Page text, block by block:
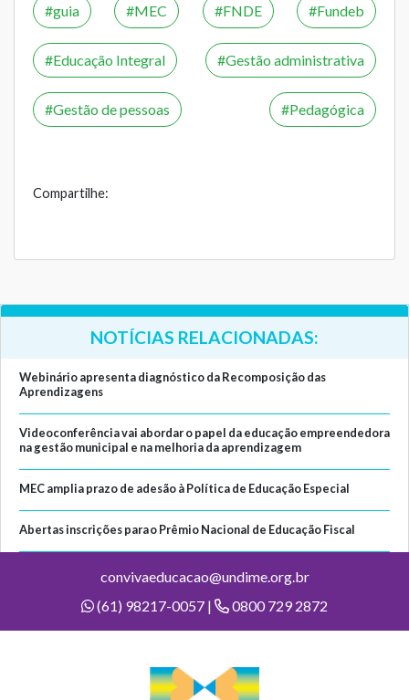
guia MEC FNDE Fundeb
Educação Integral Gestão administrativa
Gestão de pessoas Pedagógica
Compartilhe:
NOTÍCIAS RELACIONADAS:
Webinário apresenta diagnóstico da Recomposição das
Aprendizagens
Videoconferência vai abordar o papel da educação empreendedora
na gestão municipal e na melhoria da aprendizagem
MEC amplia prazo de adesão à Política de Educação Especial
Abertas inscrições para o Prêmio Nacional de Educação Fiscal
convivaeducacao@undime.org.br
(61) 98217-0057 |
0800 729 2872